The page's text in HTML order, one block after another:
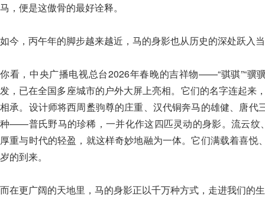
马，便是这傲骨的最好诠释。
如今，丙午年的脚步越来越近，马的身影也从历史的深处跃入
你看，中央广播电视总台2026年春晚的吉祥物——“骐骐”“骥
发，已在全国多座城市的户外大屏上亮相。它们的名字连起来
相承。设计师将西周盠驹尊的庄重、汉代铜奔马的雄健、唐
种——普氏野马的珍稀，一并化作这四匹灵动的身影。流云纹
厚重与时代的轻盈，就这样奇妙地融为一体。它们满载着喜
岁的到来。
而在更广阔的天地里，马的身影正以千万种方式，走进我们的